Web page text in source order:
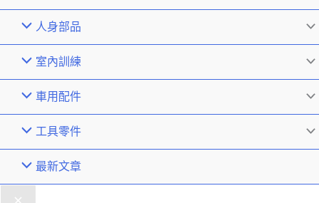
人身部品
室內訓練
車用配件
工具零件
最新文章